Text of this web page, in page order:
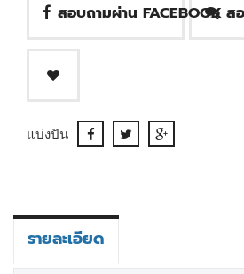
สอบถามผ่าน FACEBOOK ส
แบ่งปัน
รายละเอียด